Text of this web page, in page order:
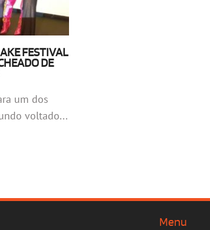
FESTIVAL
DE
um dos
voltado...
Menu